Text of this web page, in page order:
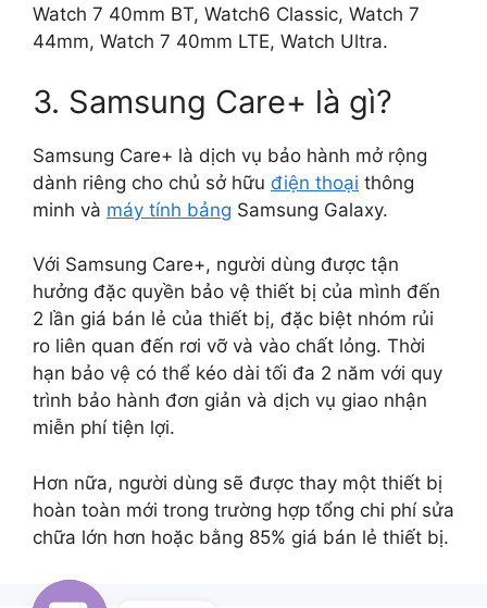
Watch 7 40mm BT, Watch6 Classic, Watch 7
44mm, Watch 7 40mm LTE, Watch Ultra.
3. Samsung Care+ là gì?
Samsung Care+ là dịch vụ bảo hành mở rộng
dành riêng cho chủ sở hữu điện thoại thông
minh và máy tính bảng Samsung Galaxy.
Với Samsung Care+, người dùng được tận
hưởng đặc quyền bảo vệ thiết bị của mình đến
2 lần giá bán lẻ của thiết bị, đặc biệt nhóm rủi
ro liên quan đến rơi vỡ và vào chất lỏng. Thời
hạn bảo vệ có thể kéo dài tối đa 2 năm với quy
trình bảo hành đơn giản và dịch vụ giao nhận
miễn phí tiện lợi.
Hơn nữa, người dùng sẽ được thay một thiết bị
hoàn toàn mới trong trường hợp tổng chi phí sửa
chữa lớn hơn hoặc bằng 85% giá bán lẻ thiết bị.